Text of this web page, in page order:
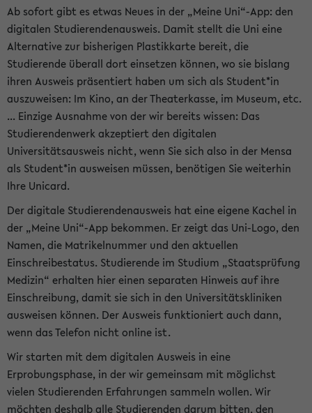
Ab sofort gibt es etwas Neues in der „Meine Uni“-App: den
digitalen Studierendenausweis. Damit stellt die Uni eine
Alternative zur bisherigen Plastikkarte bereit, die
Studierende überall dort einsetzen können, wo sie bislang
ihren Ausweis präsentiert haben um sich als Student*in
auszuweisen: Im Kino, an der Theaterkasse, im Museum, etc.
... Einzige Ausnahme von der wir bereits wissen: Das
Studierendenwerk akzeptiert den digitalen
Universitätsausweis nicht, wenn Sie sich also in der Mensa
als Student*in ausweisen müssen, benötigen Sie weiterhin
Ihre Unicard.
Der digitale Studierendenausweis hat eine eigene Kachel in
der „Meine Uni“-App bekommen. Er zeigt das Uni-Logo, den
Namen, die Matrikelnummer und den aktuellen
Einschreibestatus. Studierende im Studium „Staatsprüfung
Medizin“ erhalten hier einen separaten Hinweis auf ihre
Einschreibung, damit sie sich in den Universitätskliniken
ausweisen können. Der Ausweis funktioniert auch dann,
wenn das Telefon nicht online ist.
Wir starten mit dem digitalen Ausweis in eine
Erprobungsphase, in der wir gemeinsam mit möglichst
vielen Studierenden Erfahrungen sammeln wollen. Wir
möchten deshalb alle Studierenden darum bitten, den